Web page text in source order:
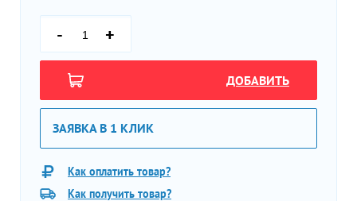
- +
ДОБАВИТЬ
ЗАЯВКА В 1 КЛИК
Как оплатить товар?
Как получить товар?